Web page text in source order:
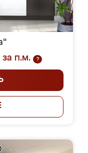
за п.м.
?